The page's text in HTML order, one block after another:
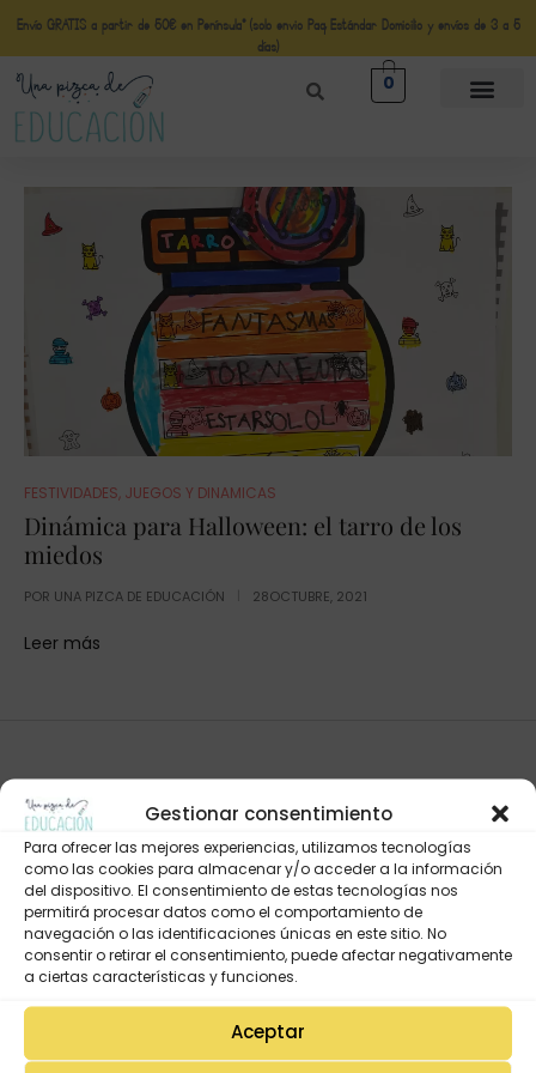
Gestionar consentimiento
Para ofrecer las mejores experiencias, utilizamos tecnologías
como las cookies para almacenar y/o acceder a la información
del dispositivo. El consentimiento de estas tecnologías nos
permitirá procesar datos como el comportamiento de
navegación o las identificaciones únicas en este sitio. No
consentir o retirar el consentimiento, puede afectar negativamente
a ciertas características y funciones.
Aceptar
Envío GRATIS a partir de 50€ en Península* (solo envio Paq Estándar Domicilio y envíos de 3 a 5
días)
0
FESTIVIDADES, JUEGOS Y DINAMICAS
Dinámica para Halloween: el tarro de los
miedos
POR UNA PIZCA DE EDUCACIÓN 28OCTUBRE, 2021
Leer más
Mi Cuenta
Lista de deseos
Mi Perfil